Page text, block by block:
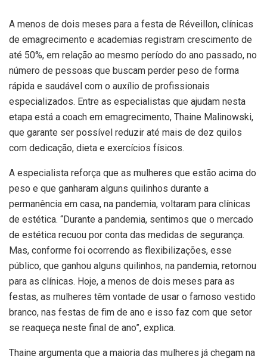
A menos de dois meses para a festa de Réveillon, clínicas
de emagrecimento e academias registram crescimento de
até 50%, em relação ao mesmo período do ano passado, no
número de pessoas que buscam perder peso de forma
rápida e saudável com o auxílio de profissionais
especializados. Entre as especialistas que ajudam nesta
etapa está a coach em emagrecimento, Thaine Malinowski,
que garante ser possível reduzir até mais de dez quilos
com dedicação, dieta e exercícios físicos.
A especialista reforça que as mulheres que estão acima do
peso e que ganharam alguns quilinhos durante a
permanência em casa, na pandemia, voltaram para clínicas
de estética. “Durante a pandemia, sentimos que o mercado
de estética recuou por conta das medidas de segurança.
Mas, conforme foi ocorrendo as flexibilizações, esse
público, que ganhou alguns quilinhos, na pandemia, retornou
para as clínicas. Hoje, a menos de dois meses para as
festas, as mulheres têm vontade de usar o famoso vestido
branco, nas festas de fim de ano e isso faz com que setor
se reaqueça neste final de ano”, explica.
Thaine argumenta que a maioria das mulheres já chegam na